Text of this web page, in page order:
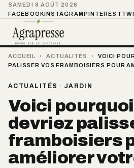
SAMEDI 8 AOÛT 2026
FACEBOOKINSTAGRAMPINTEREST
ACCUEIL › ACTUALITÉS ›
VOICI
PALISSER VOS FRAMBOISIERS POUR
ACTUALITÉS · JARDIN
Voici
devriez
framboisiers
améliorer